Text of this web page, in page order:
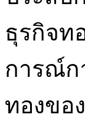
ธุรกิจท
การณ์ก
ทองขอ